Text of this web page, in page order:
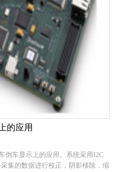
的应用
倒车显示上的应用。系统采用I2C
采集的数据进行校正，阴影移除，缩